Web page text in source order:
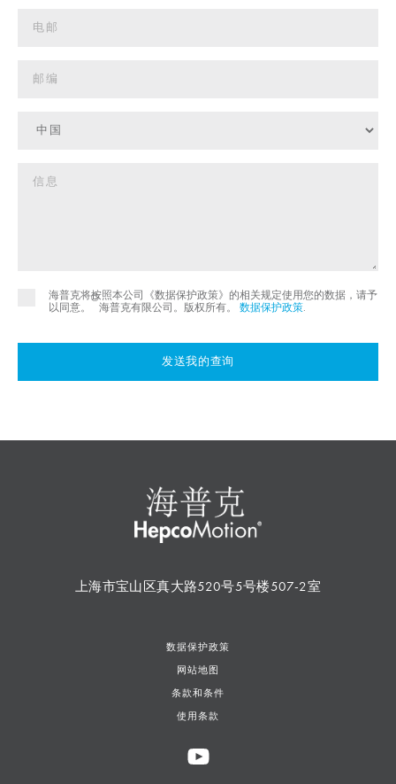
海普克将按照本公司《数据保护政策》的相关规定使用您的数据，请予
以同意。
©
海普克有限公司。版权所有。 数据保护政策
发送我的查询
上海市宝山区真大路520号5号楼507-2室
数据保护政策
网站地图
条款和条件
使用条款